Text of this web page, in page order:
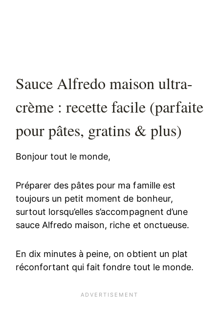
Sauce Alfredo maison ultra-
crème : recette facile (parfaite
pour pâtes, gratins & plus)
Bonjour tout le monde,
Préparer des pâtes pour ma famille est
toujours un petit moment de bonheur,
surtout lorsqu’elles s’accompagnent d’une
sauce Alfredo maison, riche et onctueuse.
En dix minutes à peine, on obtient un plat
réconfortant qui fait fondre tout le monde.